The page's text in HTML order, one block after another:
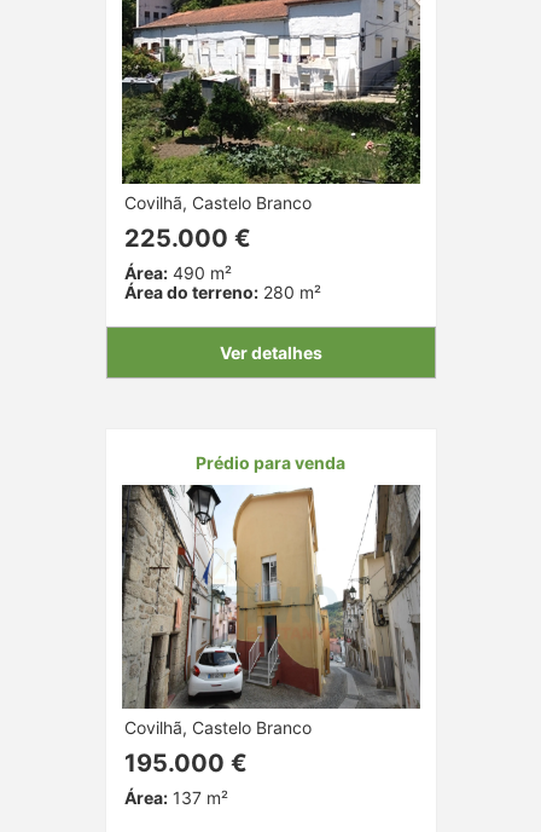
Covilhã, Castelo Branco
225.000 €
Área:490 m²
Área do terreno:280 m²
Ver detalhes
Prédio para venda
Covilhã, Castelo Branco
195.000 €
Área:137 m²